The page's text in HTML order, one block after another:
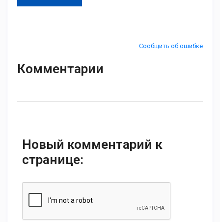
Сообщить об ошибке
Комментарии
Новый комментарий к
странице: